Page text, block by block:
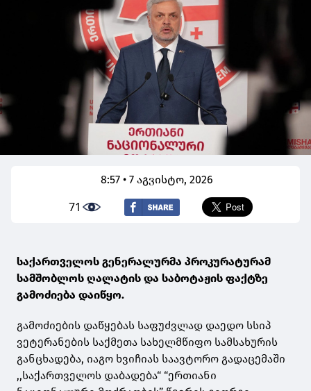
8:57 • 7 აგვისტო, 2026
71
საქართველოს გენერალურმა პროკურატურამ
სამშობლოს ღალატის და საბოტაჟის ფაქტზე
გამოძიება დაიწყო.
გამოძიების დაწყებას საფუძვლად დაედო სსიპ
ვეტერანების საქმეთა სახელმწიფო სამსახურის
განცხადება, იაგო ხვიჩიას საავტორო გადაცემაში
,,საქართველოს დაბადება“ “ერთიანი